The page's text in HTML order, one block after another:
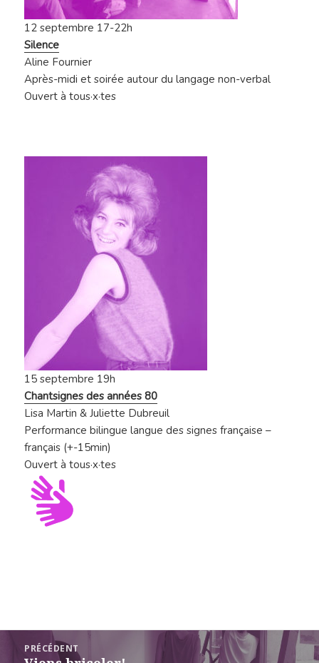
12 septembre 17-22h
Silence
Aline Fournier
Après-midi et soirée autour du langage non-verbal
Ouvert à tous·x·tes
15 septembre 19h
Chantsignes des années 80
Lisa Martin & Juliette Dubreuil
Performance bilingue langue des signes française –
français (+-15min)
Ouvert à tous·x·tes
PRÉCÉDENT